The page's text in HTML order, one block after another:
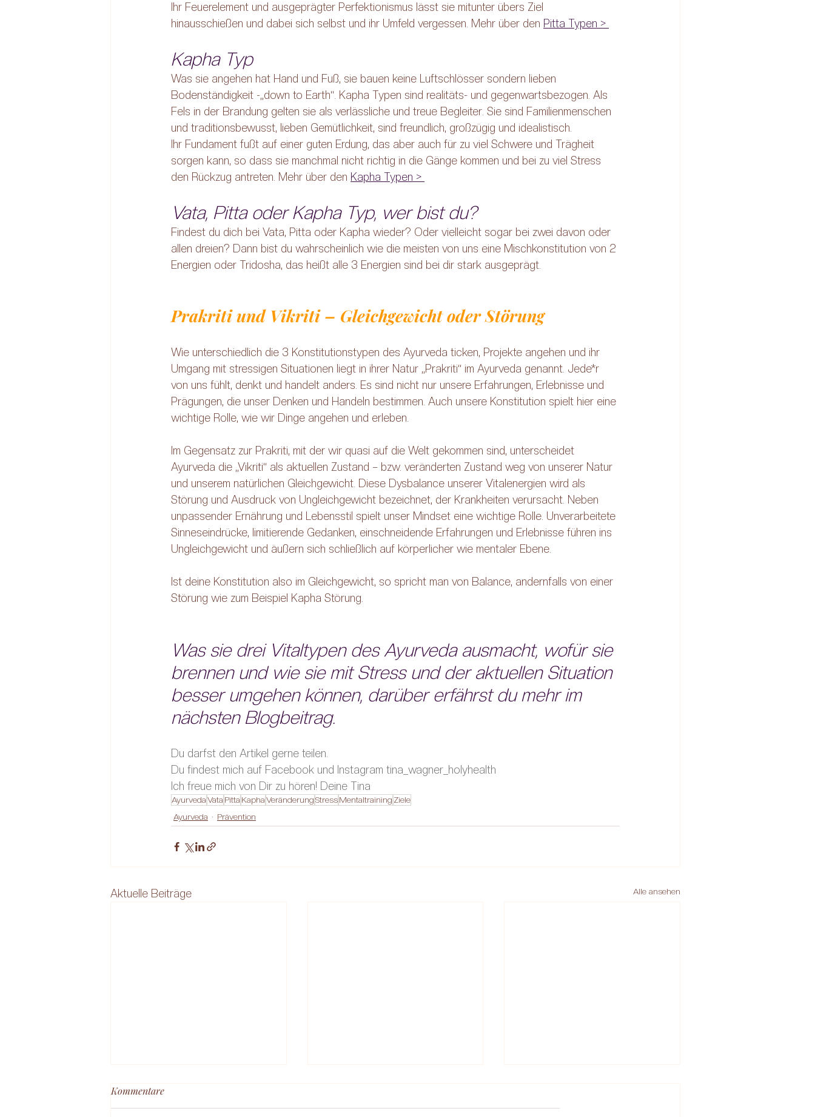
Ihr Feuerelement und ausgeprägter Perfektionismus lässt sie mitunter übers Ziel
hinausschießen und dabei sich selbst und ihr Umfeld vergessen. Mehr über den Pitta Typen >
Kapha Typ
Was sie angehen hat Hand und Fuß, sie bauen keine Luftschlösser sondern lieben
Bodenständigkeit -„down to Earth“. Kapha Typen sind realitäts- und gegenwartsbezogen. Als
Fels in der Brandung gelten sie als verlässliche und treue Begleiter. Sie sind Familienmenschen
und traditionsbewusst, lieben Gemütlichkeit, sind freundlich, großzügig und idealistisch.
Ihr Fundament fußt auf einer guten Erdung, das aber auch für zu viel Schwere und Trägheit
sorgen kann, so dass sie manchmal nicht richtig in die Gänge kommen und bei zu viel Stress
den Rückzug antreten. Mehr über den Kapha Typen >
Vata, Pitta oder Kapha Typ, wer bist du?
Findest du dich bei Vata, Pitta oder Kapha wieder? Oder vielleicht sogar bei zwei davon oder
allen dreien? Dann bist du wahrscheinlich wie die meisten von uns eine Mischkonstitution von 2
Energien oder Tridosha, das heißt alle 3 Energien sind bei dir stark ausgeprägt.
Prakriti und Vikriti – Gleichgewicht oder Störung
Wie unterschiedlich die 3 Konstitutionstypen des Ayurveda ticken, Projekte angehen und ihr
Umgang mit stressigen Situationen liegt in ihrer Natur „Prakriti“ im Ayurveda genannt. Jede*r
von uns fühlt, denkt und handelt anders. Es sind nicht nur unsere Erfahrungen, Erlebnisse und
Prägungen, die unser Denken und Handeln bestimmen. Auch unsere Konstitution spielt hier eine
wichtige Rolle, wie wir Dinge angehen und erleben.
Im Gegensatz zur Prakriti, mit der wir quasi auf die Welt gekommen sind, unterscheidet
Ayurveda die „Vikriti“ als aktuellen Zustand – bzw. veränderten Zustand weg von unserer Natur
und unserem natürlichen Gleichgewicht. Diese Dysbalance unserer Vitalenergien wird als
Störung und Ausdruck von Ungleichgewicht bezeichnet, der Krankheiten verursacht. Neben
unpassender Ernährung und Lebensstil spielt unser Mindset eine wichtige Rolle. Unverarbeitete
Sinneseindrücke, limitierende Gedanken, einschneidende Erfahrungen und Erlebnisse führen ins
Ungleichgewicht und äußern sich schließlich auf körperlicher wie mentaler Ebene.
Ist deine Konstitution also im Gleichgewicht, so spricht man von Balance, andernfalls von einer
Störung wie zum Beispiel Kapha Störung.
Was sie drei Vitaltypen des Ayurveda ausmacht, wofür sie
brennen und wie sie mit Stress und der aktuellen Situation
besser umgehen können, darüber erfährst du mehr im
nächsten Blogbeitrag.
Du darfst den Artikel gerne teilen.
Du findest mich auf Facebook und Instagram tina_wagner_holyhealth
Ich freue mich von Dir zu hören! Deine Tina
AyurvedaVata Pitta KaphaVeränderungStressMentaltraining Ziele
Ayurveda
Prävention
Aktuelle Beiträge Alle ansehen
Kommentare